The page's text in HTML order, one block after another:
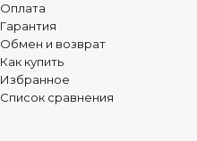
Оплата
Гарантия
Обмен и возврат
Как купить
Избранное
Список сравнения